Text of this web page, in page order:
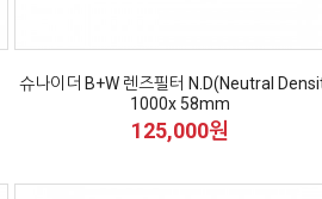
슈나이더 B+W 렌즈필터 N.D(Neutral
1000x 58mm
125,000원